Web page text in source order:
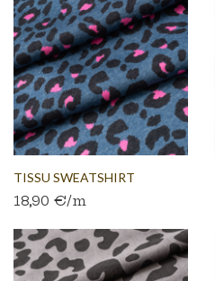
TISSU SWEATSHIRT
BROSSÉ...
18,90 €/m